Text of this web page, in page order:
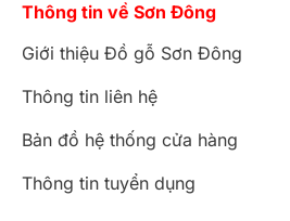
Thông tin về Sơn Đông
Giới thiệu Đồ gỗ Sơn Đông
Thông tin liên hệ
Bản đồ hệ thống cửa hàng
Thông tin tuyển dụng